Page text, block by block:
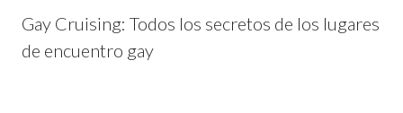
Gay Cruising: Todos los secretos de los lugares
de encuentro gay